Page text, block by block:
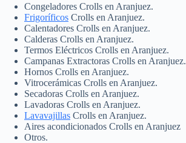
Congeladores Crolls en Aranjuez.
Frigoríficos Crolls en Aranjuez.
Calentadores Crolls en Aranjuez.
Calderas Crolls en Aranjuez.
Termos Eléctricos Crolls en Aranjuez.
Campanas Extractoras Crolls en Aranjuez.
Hornos Crolls en Aranjuez.
Vitrocerámicas Crolls en Aranjuez.
Secadoras Crolls en Aranjuez.
Lavadoras Crolls en Aranjuez.
Lavavajillas Crolls en Aranjuez.
Aires acondicionados Crolls en Aranjuez
Otros.